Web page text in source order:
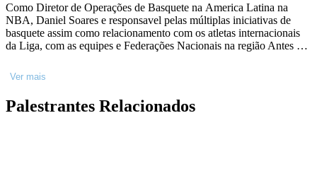
Como Diretor de Operações de Basquete na America Latina na
NBA, Daniel Soares e responsavel pelas múltiplas iniciativas de
basquete assim como relacionamento com os atletas internacionais
da Liga, com as equipes e Federações Nacionais na região Antes de
Basketball (CBB) como gerente de seleções responsável pelas
equipes masculina e feminina que classificaram para os Jogos
Universidade de George Washington. Depois da Faculdade, Daniel
Ver mais
Palestrantes Relacionados